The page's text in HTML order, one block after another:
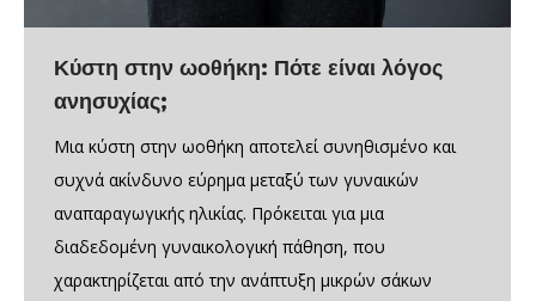
Κύστη στην ωοθήκη: Πότε είναι λόγος
ανησυχίας;
Μια κύστη στην ωοθήκη αποτελεί συνηθισμένο και
συχνά ακίνδυνο εύρημα μεταξύ των γυναικών
αναπαραγωγικής ηλικίας. Πρόκειται για μια
διαδεδομένη γυναικολογική πάθηση, που
χαρακτηρίζεται από την ανάπτυξη μικρών σάκων